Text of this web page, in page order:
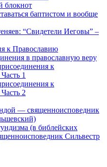
блокнот
баптистом и вообще
“Свидетели Иеговы” –
к Православию
в православную веру
к
1
к
2
— священноисповедник
(в библейских
Сильвестр